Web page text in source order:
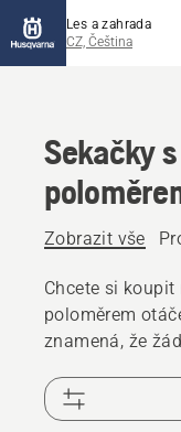
Les a zahrada
CZ, Čeština
Sekačky
Zobrazit vše
Chcete si
poloměrem
znamená, že
180°, abyste
s nulovým